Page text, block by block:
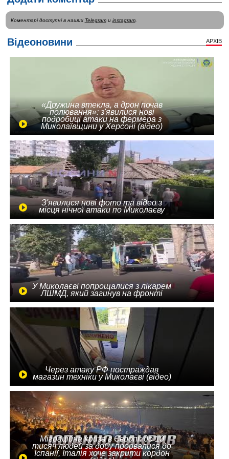
Коментарі доступні в наших Telegramи instagram.
Відеоновини АРХІВ
«Дружина втекла, а дрон почав
полювання»: з'явилися нові
подробиці атаки на фермера з
Миколаївщини у Херсоні (відео)
З'явилися нові фото та відео з
місця нічної атаки по Миколаєву
У Миколаєві попрощалися з лікарем
ЛШМД, який загинув на фронті
Через атаку РФ постраждав
магазин техніки у Миколаєві (відео)
Міграційна криза в Європі: до 10
тисяч людей за добу прорвалися до
Іспанії, Італія хоче закрити кордон